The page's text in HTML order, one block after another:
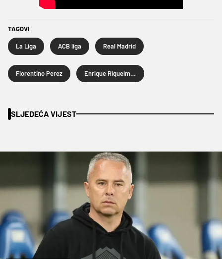
TAGOVI
La Liga ACB liga Real Madrid
Florentino Perez
SLJEDEĆA VIJEST